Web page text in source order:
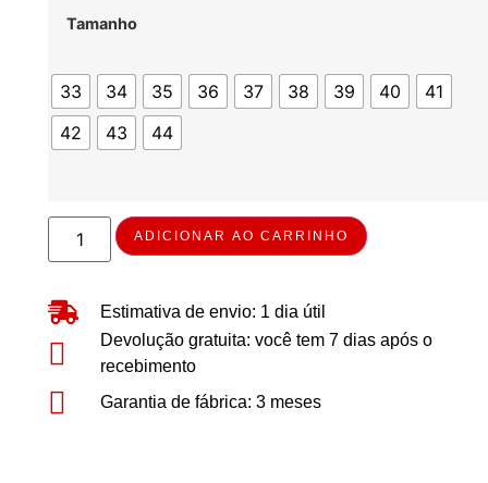
Tamanho
33 34 35 36 37 38 39 40
41
42
43 44
ADICIONAR AO CARRINHO
Estimativa de envio: 1 dia útil
Devolução gratuita: você tem 7 dias após o
recebimento
Garantia de fábrica: 3 meses